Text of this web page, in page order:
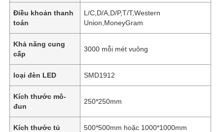
Điều khoản thanh
toán
L/C,D/A,D/P,T/T,Western
Union,MoneyGram
Khả năng cung
cấp
3000 mỗi mét vuông
loại đèn LED SMD1912
Kích thước mô-
đun
250*250mm
Kích thước tủ 500*500mm hoặc 1000*1000mm